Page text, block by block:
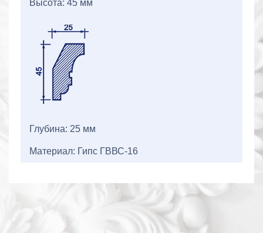
Высота: 45 мм
Глубина: 25 мм
Материал: Гипс ГВВС-16